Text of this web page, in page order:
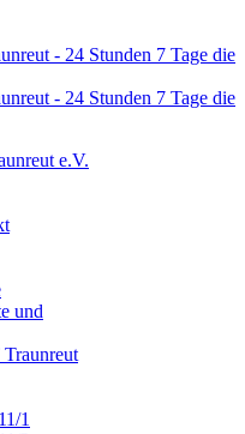
e.V.
und
1